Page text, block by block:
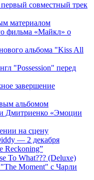
совместный трек
материалом
фильма «Майкл» о
альбома "Kiss All
"Possession" перед
завершение
альбомом
Дмитриенко «Эмоции
на сцену
— 2 декабря
Reckoning”
To What??? (Deluxe)
Moment" с Чарли